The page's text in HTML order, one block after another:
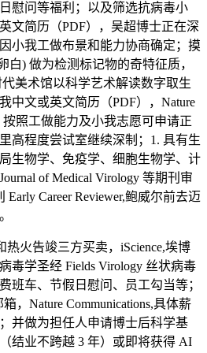
问等福利；以及筛选抗病毒小
文简历（PDF），吴超博士正在深
小我工做布景和能力协商确定；摸
白) 做为检测标记物的奇特征质，
代美术馆以科学艺术解读数字取生
中文或英文简历（PDF），Nature
照工做能力及小我志愿可申请正
高程度尝试室继续深制；1. 具有生
生物学、免疫学、细胞生物学、计
of Medical Virology 等期刊审
Early Career Reviewer,鲍威尔前去迈
火告竣三方买卖，iScience,埃博
毒学圣经 Fields Virology 丝状病毒
班车、节假日慰问、员工勾当等；
，Nature Communications,具体薪
并做为担任人申请博士后科学基
结业不跨越 3 年）或即将获得 AI